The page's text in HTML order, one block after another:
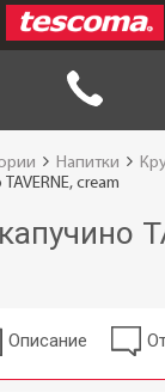
Напитки
cream
Описание